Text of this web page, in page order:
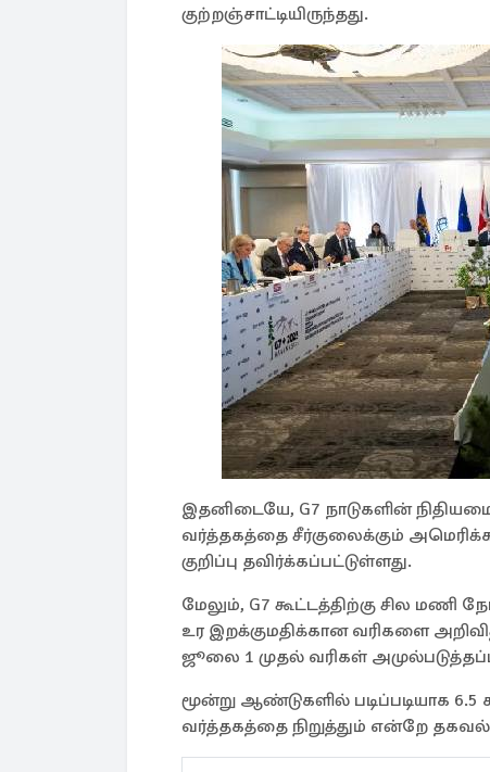
குற்றஞ்சாட்டியிருந்தது.
இதனிடையே, G7 நாடுகளின்
வர்த்தகத்தை சீர்குலைக்கும்
குறிப்பு தவிர்க்கப்பட்டுள்ளது.
மேலும், G7 கூட்டத்திற்கு சில மணி
உர இறக்குமதிக்கான வரிகளை
ஜூலை 1 முதல் வரிகள்
மூன்று ஆண்டுகளில் படிப்படியாக 6.5
வர்த்தகத்தை நிறுத்தும் என்றே தகவல்